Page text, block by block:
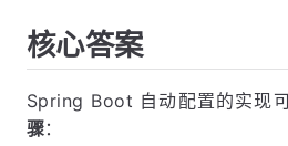
核心答案
Spring Boot 自动配置的实现
骤：